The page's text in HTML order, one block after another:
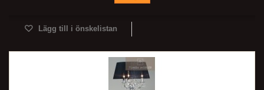
Lägg till i önskelistan